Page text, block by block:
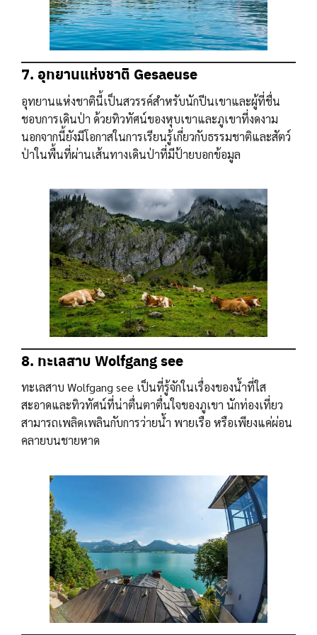
7. อุทยานแห่งชาติ Gesaeuse
อุทยานแห่งชาตินี้เป็นสวรรค์สำหรับนักปีนเขาและผู้ที่ชื่น
ชอบการเดินป่า ด้วยทิวทัศน์ของหุบเขาและภูเขาที่งดงาม
นอกจากนี้ยังมีโอกาสในการเรียนรู้เกี่ยวกับธรรมชาติและสัตว์
ป่าในพื้นที่ผ่านเส้นทางเดินป่าที่มีป้ายบอกข้อมูล
8. ทะเลสาบ Wolfgang see
ทะเลสาบ Wolfgang see เป็นที่รู้จักในเรื่องของน้ำที่ใส
สะอาดและทิวทัศน์ที่น่าตื่นตาตื่นใจของภูเขา นักท่องเที่ยว
สามารถเพลิดเพลินกับการว่ายน้ำ พายเรือ หรือเพียงแค่ผ่อน
คลายบนชายหาด